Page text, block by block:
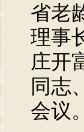
省老
理事
庄开
同志
会议。